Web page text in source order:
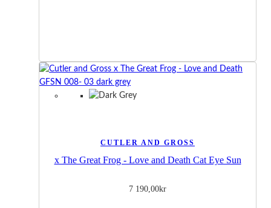
CUTLER AND GROSS
x The Great Frog - Love and Death Cat Eye Sun
7 190,00kr